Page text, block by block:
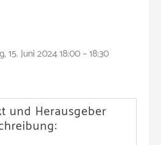
15. Juni 2024 18:00 – 18:30
und Herausgeber